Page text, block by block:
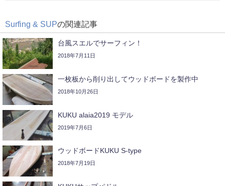
Surfing & SUPの関連記事
台風スエルでサーフィン！
2018年7月11日
一枚板から削り出してウッドボードを製作中
2018年10月26日
KUKU alaia2019 モデル
2019年7月6日
ウッドボードKUKU S-type
2018年7月19日